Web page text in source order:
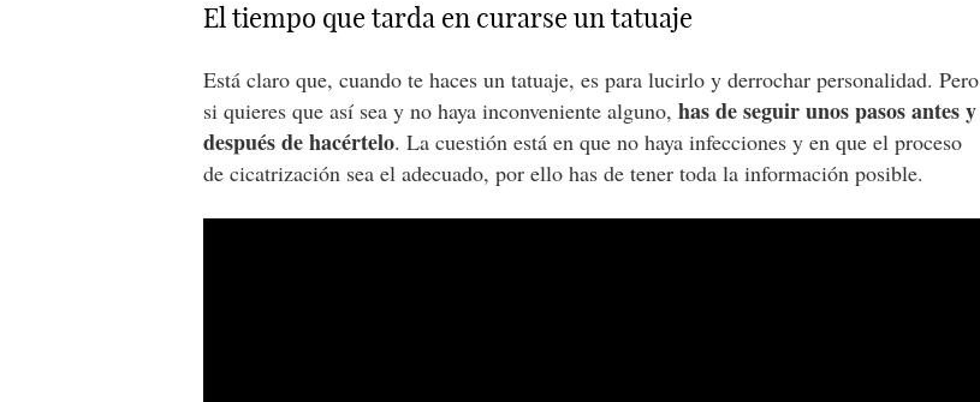
El tiempo que tarda en curarse un tatuaje
Está claro que, cuando te haces un tatuaje, es para lucirlo y derrochar personalidad. Pero
si quieres que así sea y no haya inconveniente alguno,has de seguir unos pasos antes y
después de hacértelo. La cuestión está en que no haya infecciones y en que el proceso
de cicatrización sea el adecuado, por ello has de tener toda la información posible.